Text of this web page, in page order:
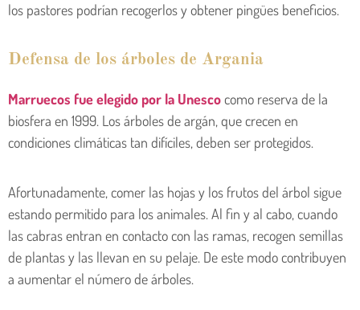
los pastores podrían recogerlos y obtener pingües beneficios.
Defensa de los árboles de Argania
Marruecos fue elegido por la Unescocomo reserva de la
biosfera en 1999. Los árboles de argán, que crecen en
condiciones climáticas tan difíciles, deben ser protegidos.
Afortunadamente, comer las hojas y los frutos del árbol sigue
estando permitido para los animales. Al fin y al cabo, cuando
las cabras entran en contacto con las ramas, recogen semillas
de plantas y las llevan en su pelaje. De este modo contribuyen
a aumentar el número de árboles.